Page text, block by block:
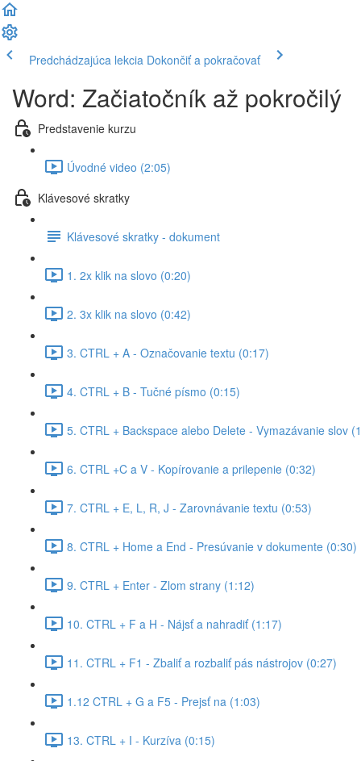
Predchádzajúca lekcia Dokončiť a pokračovať
Word: Začiatočník až pokročilý
Predstavenie kurzu
Úvodné video (2:05)
Klávesové skratky
Klávesové skratky - dokument
1. 2x klik na slovo (0:20)
2. 3x klik na slovo (0:42)
3. CTRL + A - Označovanie textu (0:17)
4. CTRL + B - Tučné písmo (0:15)
5. CTRL + Backspace alebo Delete - Vymazávanie slov
6. CTRL +C a V - Kopírovanie a prilepenie (0:32)
7. CTRL + E, L, R, J - Zarovnávanie textu (0:53)
8. CTRL + Home a End - Presúvanie v dokumente (0:30)
9. CTRL + Enter - Zlom strany (1:12)
10. CTRL + F a H - Nájsť a nahradiť (1:17)
11. CTRL + F1 - Zbaliť a rozbaliť pás nástrojov (0:27)
1.12 CTRL + G a F5 - Prejsť na (1:03)
13. CTRL + I - Kurzíva (0:15)